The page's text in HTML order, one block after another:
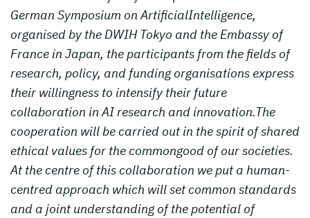
German Symposium on ArtificialIntelligence,
organised by the DWIH Tokyo and the Embassy of
France in Japan, the participants from the fields of
research, policy, and funding organisations express
their willingness to intensify their future
collaboration in AI research and innovation.The
cooperation will be carried out in the spirit of shared
ethical values for the commongood of our societies.
At the centre of this collaboration we put a human-
centred approach which will set common standards
and a joint understanding of the potential of